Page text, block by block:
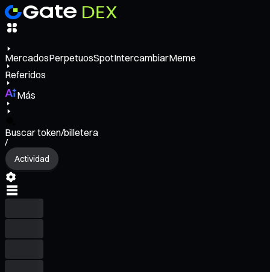
MercadosPerpetuosSpotIntercambiarMeme
Referidos
Más
Buscar token/billetera
/
Actividad